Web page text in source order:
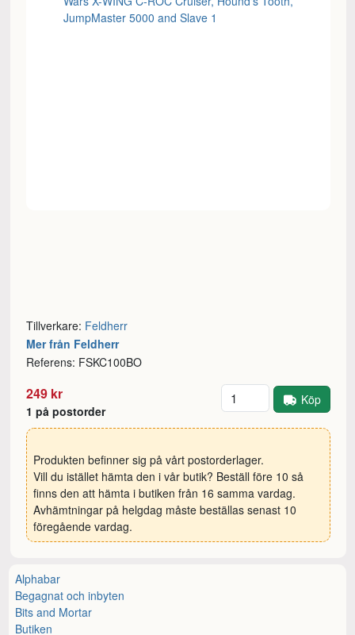
Tillverkare: Feldherr
Mer från Feldherr
Referens: FSKC100BO
249 kr
1 på postorder
Antal Köp
Produkten befinner sig på vårt postorderlager.
Vill du istället hämta den i vår butik? Beställ före 10 så
finns den att hämta i butiken från 16 samma vardag.
Avhämtningar på helgdag måste beställas senast 10
föregående vardag.
Alphabar
Begagnat och inbyten
Bits and Mortar
Butiken